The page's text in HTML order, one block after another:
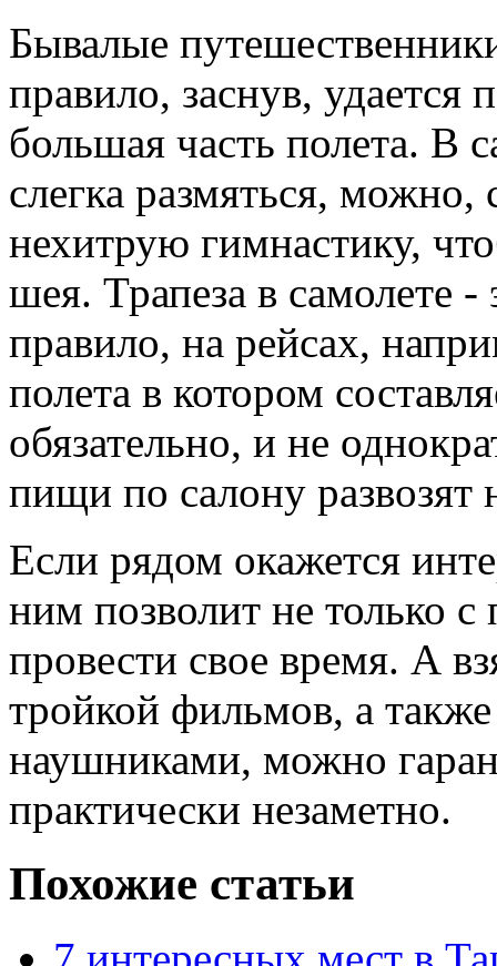
Бывалые
правило, заснув, удается
большая часть полета. В
слегка размяться, можно,
нехитрую гимнастику,
шея. Трапеза в самолете -
правило, на рейсах,
полета в котором
обязательно, и не
пищи по салону развозят
Если рядом окажется
ним позволит не только
провести свое время. А
тройкой фильмов, а
наушниками, можно
практически незаметно.
Похожие статьи